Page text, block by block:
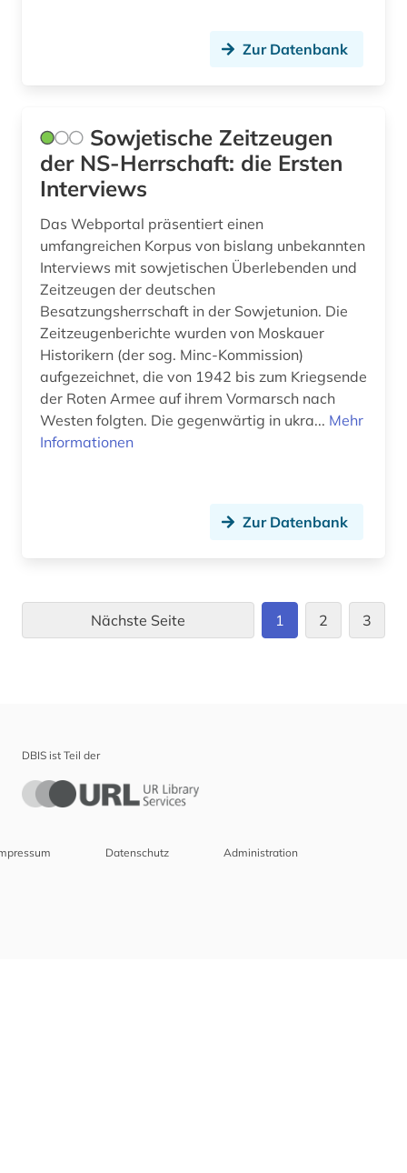
Zur Datenbank
Sowjetische Zeitzeugen
der NS-Herrschaft: die Ersten
Interviews
Das Webportal präsentiert einen
umfangreichen Korpus von bislang unbekannten
Interviews mit sowjetischen Überlebenden und
Zeitzeugen der deutschen
Besatzungsherrschaft in der Sowjetunion. Die
Zeitzeugenberichte wurden von Moskauer
Historikern (der sog. Minc-Kommission)
aufgezeichnet, die von 1942 bis zum Kriegsende
der Roten Armee auf ihrem Vormarsch nach
Westen folgten. Die gegenwärtig in ukra... Mehr
Informationen
Zur Datenbank
Nächste Seite 1 2 3
DBIS ist Teil der
Datenschutz Administration